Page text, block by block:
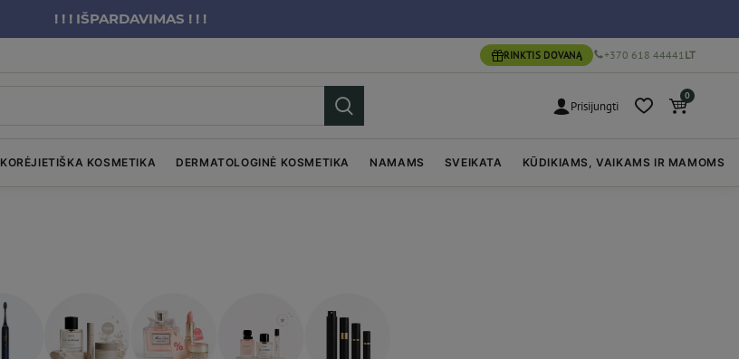
! ! ! IŠPARDAVIMAS ! ! !
RINKTIS DOVANĄ +370 618 44441LT
Prisijungti
0
KORĖJIETIŠKA KOSMETIKA DERMATOLOGINĖ KOSMETIKA NAMAMS SVEIKATA KŪDIKIAMS, VAIKAMS IR MAMOMS